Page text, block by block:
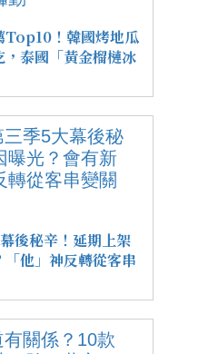
Top10！韓國烤地瓜
泰國「黃金榴槤冰
後秘辛！延期上架
他」神反轉從客串